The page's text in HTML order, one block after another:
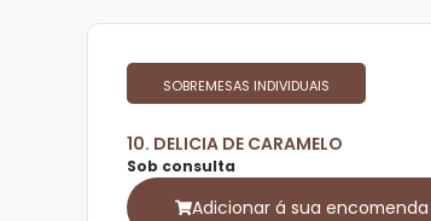
SOBREMESAS INDIVIDUAIS
10. DELICIA DE CARAMELO
Sob consulta
Adicionar á sua encomenda